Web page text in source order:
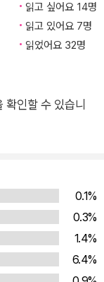
등교사 시내 쌤의
사진을 전격 공개
게 기록하며 쌓아
더할 나위 없이 좋
전도사, 두 형제
생각 등을 엿볼 수
장르, 시리즈와 그
입었을 때, 몽글몽
물권과 다문화와
읽고 싶어요 14명
읽고 있어요 7명
읽었어요 32명
확인할 수 있습니
0.1%
0.3%
1.4%
6.4%